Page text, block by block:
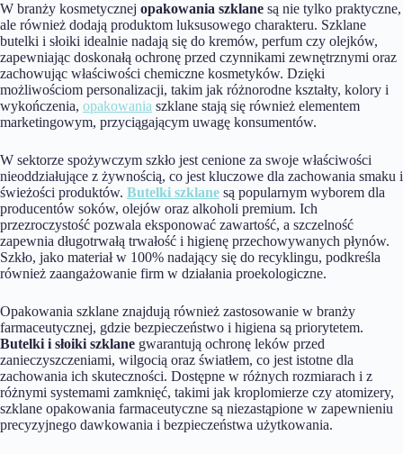
W branży kosmetycznej opakowania szklane są nie tylko praktyczne,
ale również dodają produktom luksusowego charakteru. Szklane
butelki i słoiki idealnie nadają się do kremów, perfum czy olejków,
zapewniając doskonałą ochronę przed czynnikami zewnętrznymi oraz
zachowując właściwości chemiczne kosmetyków. Dzięki
możliwościom personalizacji, takim jak różnorodne kształty, kolory i
wykończenia, opakowania szklane stają się również elementem
marketingowym, przyciągającym uwagę konsumentów.
W sektorze spożywczym szkło jest cenione za swoje właściwości
nieoddziałujące z żywnością, co jest kluczowe dla zachowania smaku i
świeżości produktów. Butelki szklane są popularnym wyborem dla
producentów soków, olejów oraz alkoholi premium. Ich
przezroczystość pozwala eksponować zawartość, a szczelność
zapewnia długotrwałą trwałość i higienę przechowywanych płynów.
Szkło, jako materiał w 100% nadający się do recyklingu, podkreśla
również zaangażowanie firm w działania proekologiczne.
Opakowania szklane znajdują również zastosowanie w branży
farmaceutycznej, gdzie bezpieczeństwo i higiena są priorytetem.
Butelki i słoiki szklane gwarantują ochronę leków przed
zanieczyszczeniami, wilgocią oraz światłem, co jest istotne dla
zachowania ich skuteczności. Dostępne w różnych rozmiarach i z
różnymi systemami zamknięć, takimi jak kroplomierze czy atomizery,
szklane opakowania farmaceutyczne są niezastąpione w zapewnieniu
precyzyjnego dawkowania i bezpieczeństwa użytkowania.